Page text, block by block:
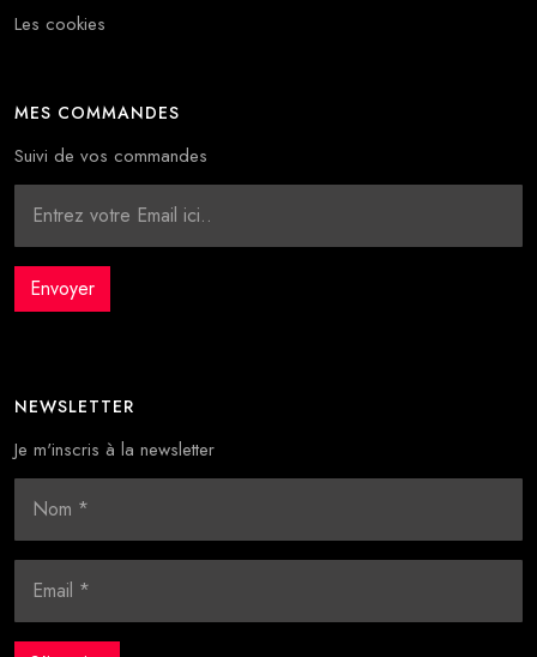
Les cookies
MES COMMANDES
Suivi de vos commandes
NEWSLETTER
Je m'inscris à la newsletter